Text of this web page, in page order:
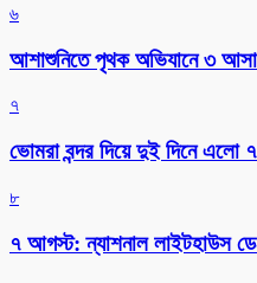
৬
আশাশুনিতে পৃথক অভিযানে ৩
৭
ভোমরা বন্দর দিয়ে দুই দিনে এলো
৮
৭ আগস্ট: ন্যাশনাল লাইটহাউস